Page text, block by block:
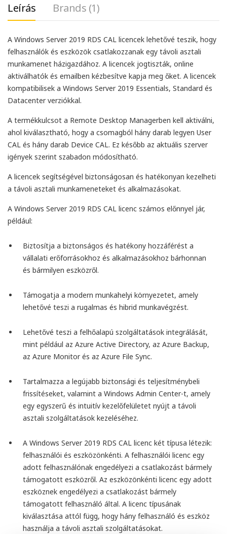
Leírás Brands (1)
A Windows Server 2019 RDS CAL licencek lehetővé teszik, hogy
felhasználók és eszközök csatlakozzanak egy távoli asztali
munkamenet házigazdához. A licencek jogtiszták, online
aktiválhatók és emailben kézbesítve kapja meg őket. A licencek
kompatibilisek a Windows Server 2019 Essentials, Standard és
Datacenter verziókkal.
A termékkulcsot a Remote Desktop Managerben kell aktiválni,
ahol kiválasztható, hogy a csomagból hány darab legyen User
CAL és hány darab Device CAL. Ez később az aktuális szerver
igények szerint szabadon módosítható.
A licencek segítségével biztonságosan és hatékonyan kezelheti
a távoli asztali munkameneteket és alkalmazásokat.
A Windows Server 2019 RDS CAL licenc számos előnnyel jár,
például:
Biztosítja a biztonságos és hatékony hozzáférést a
vállalati erőforrásokhoz és alkalmazásokhoz bárhonnan
és bármilyen eszközről.
Támogatja a modern munkahelyi környezetet, amely
lehetővé teszi a rugalmas és hibrid munkavégzést.
Lehetővé teszi a felhőalapú szolgáltatások integrálását,
mint például az Azure Active Directory, az Azure Backup,
az Azure Monitor és az Azure File Sync.
Tartalmazza a legújabb biztonsági és teljesítménybeli
frissítéseket, valamint a Windows Admin Center-t, amely
egy egyszerű és intuitív kezelőfelületet nyújt a távoli
asztali szolgáltatások kezeléséhez.
A Windows Server 2019 RDS CAL licenc két típusa létezik:
felhasználói és eszközönkénti. A felhasználói licenc egy
adott felhasználónak engedélyezi a csatlakozást bármely
támogatott eszközről. Az eszközönkénti licenc egy adott
eszköznek engedélyezi a csatlakozást bármely
támogatott felhasználó által. A licenc típusának
kiválasztása attól függ, hogy hány felhasználó és eszköz
használja a távoli asztali szolgáltatásokat.